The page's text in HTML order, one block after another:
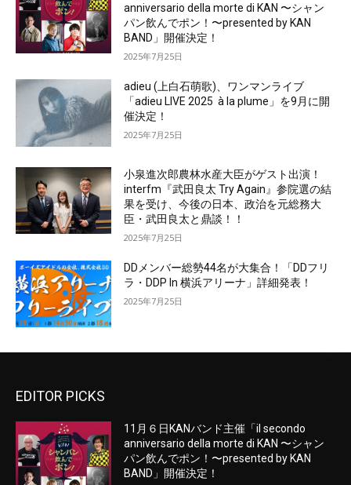
anniversario della morte di KAN 〜シャン
パン飲んでポン！〜presented by KAN
BAND」開催決定！
2025年7月25日
adieu (上白石萌歌)、ワンマンライブ
「adieu LIVE 2025 à la plume」を9月に開
催決定！
2025年7月25日
小泉進次郎農林水産大臣がゲスト出演！
interfm『武田良太 Try Again』参院選の結
果を受け、今後の日本、政治を元総務大
臣・武田良太と鼎談！！
2025年7月25日
DDメンバー総勢44名が大集合！「DDフリ
ラ・DDP In 横浜アリーナ」詳細発表！
2025年7月25日
EDITOR PICKS
11月６日KANバンド主催「il secondo
anniversario della morte di KAN 〜シャン
パン飲んでポン！〜presented by KAN
BAND」開催決定！